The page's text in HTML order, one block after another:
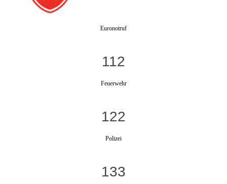
Euronotruf
112
Feuerwehr
122
Polizei
133